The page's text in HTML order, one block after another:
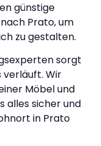
günstige
Prato, um
zu gestalten.
sorgt
verläuft. Wir
Möbel und
alles sicher und
in Prato